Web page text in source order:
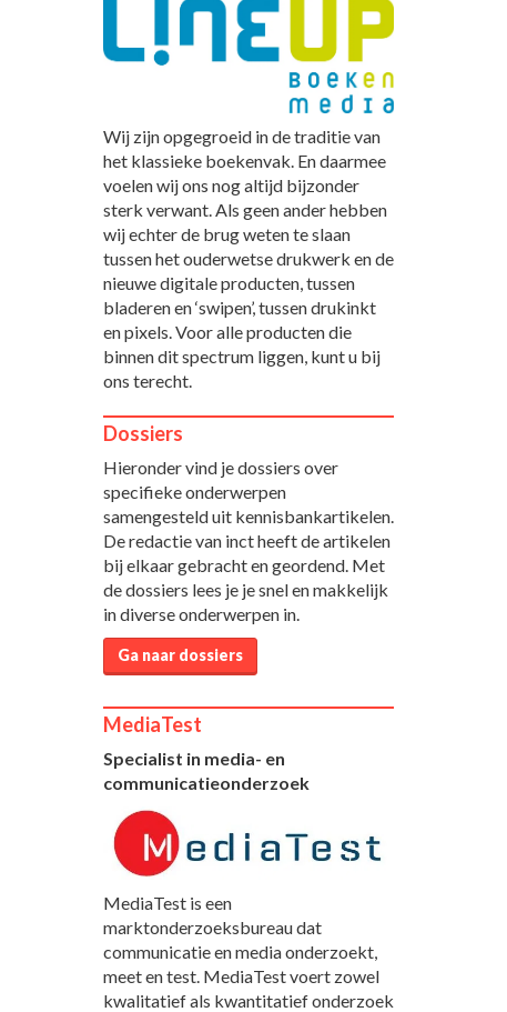
Wij zijn opgegroeid in de traditie van
het klassieke boekenvak. En daarmee
voelen wij ons nog altijd bijzonder
sterk verwant. Als geen ander hebben
wij echter de brug weten te slaan
tussen het ouderwetse drukwerk en de
nieuwe digitale producten, tussen
bladeren en ‘swipen’, tussen drukinkt
en pixels. Voor alle producten die
binnen dit spectrum liggen, kunt u bij
ons terecht.
Dossiers
Hieronder vind je dossiers over
specifieke onderwerpen
samengesteld uit kennisbankartikelen.
De redactie van inct heeft de artikelen
bij elkaar gebracht en geordend. Met
de dossiers lees je je snel en makkelijk
in diverse onderwerpen in.
Ga naar dossiers
MediaTest
Specialist in media- en
communicatieonderzoek
MediaTest is een
marktonderzoeksbureau dat
communicatie en media onderzoekt,
meet en test. MediaTest voert zowel
kwalitatief als kwantitatief onderzoek